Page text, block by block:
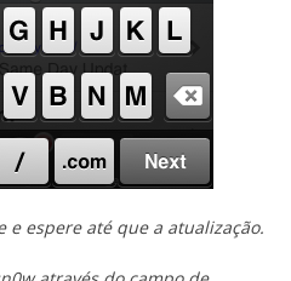
e espere até que a atualização.